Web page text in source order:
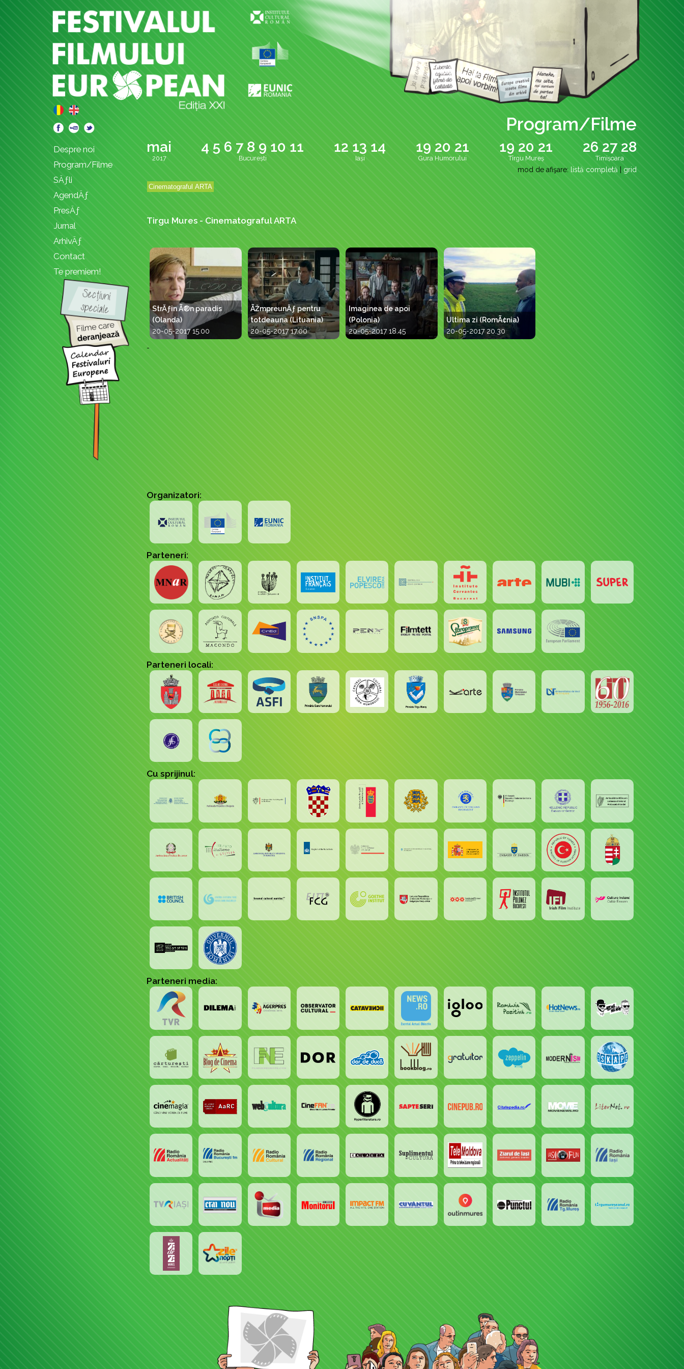
Program/Filme
Despre noi
Program/Filme
SÄƒli
AgendÄƒ
PresÄƒ
Jurnal
ArhivÄƒ
Contact
Te premiem!
mai 4 5 6 7 8 9 10 11 12 13 14 19 20 21 19 20 21 26 27 28
2017 București Iași Gura Humorului Tîrgu Mureș Timișoara
mod de afişare: listă completă grid
Tirgu Mures - Cinematograful ARTA
StrÄƒin Ã®n paradis
(Olanda)
20-05-2017 15.00
ÃŽmpreunÄƒ pentru
totdeauna (Lituania)
20-05-2017 17.00
Imaginea de apoi
(Polonia)
20-05-2017 18.45
Ultima zi (RomÃ¢nia)
20-05-2017 20.30
-
Organizatori:
Parteneri:
Parteneri locali:
Cu sprijinul:
Parteneri media: